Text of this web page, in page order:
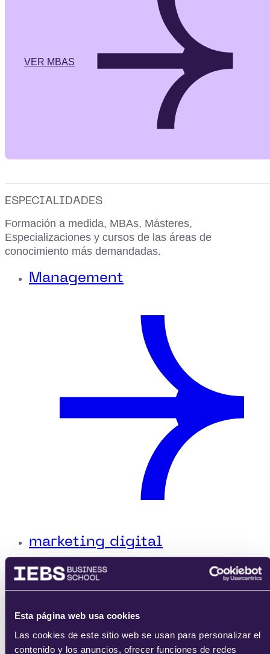
Esta página web usa cookies
Las cookies de este sitio web se usan para personalizar el
contenido y los anuncios, ofrecer funciones de redes
VER MBAS
ESPECIALIDADES
Formación a medida, MBAs, Másteres,
Especializaciones y cursos de las áreas de
conocimiento más demandadas.
Management
marketing digital